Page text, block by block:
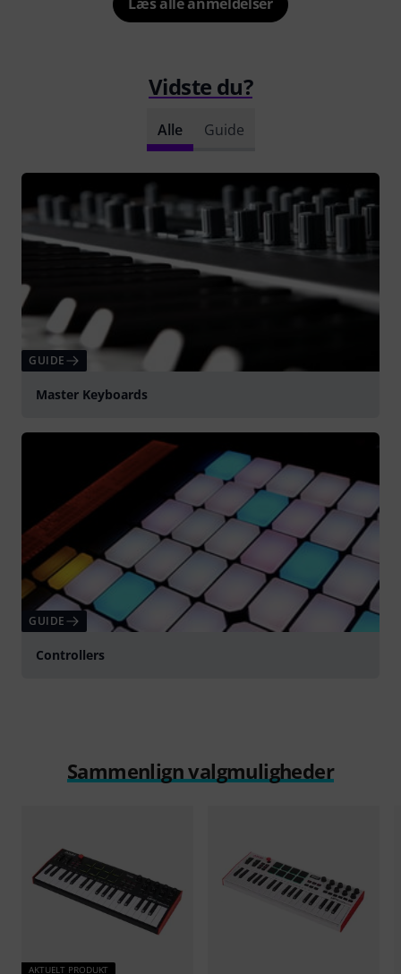
Vidste du?
Alle Guide
GUIDE
Master Keyboards
GUIDE
Controllers
Sammenlign valgmuligheder
AKTUELT PRODUKT